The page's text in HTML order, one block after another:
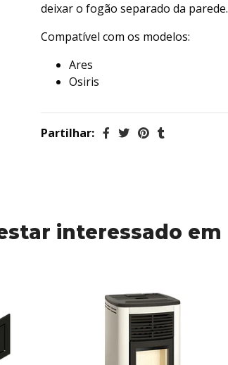
deixar o fogão separado da parede.
Compatível com os modelos:
Ares
Osiris
Partilhar:
interessado em